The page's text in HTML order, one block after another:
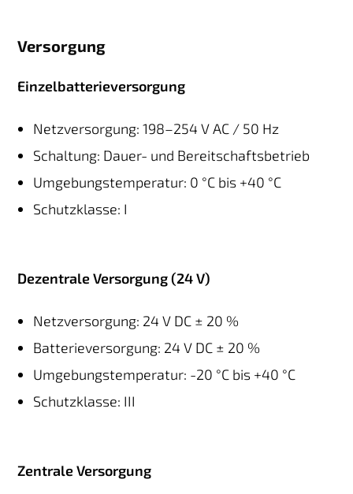
Versorgung
Einzelbatterieversorgung
Netzversorgung: 198–254 V AC / 50 Hz
Schaltung: Dauer- und Bereitschaftsbetrieb
Umgebungstemperatur: 0 °C bis +40 °C
Schutzklasse: I
Dezentrale Versorgung (24 V)
Netzversorgung: 24 V DC ± 20 %
Batterieversorgung: 24 V DC ± 20 %
Umgebungstemperatur: -20 °C bis +40 °C
Schutzklasse: III
Zentrale Versorgung